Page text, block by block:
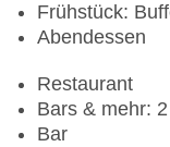
Frühstück:
Abendessen
Restaurant
Bars & mehr: 2
Bar